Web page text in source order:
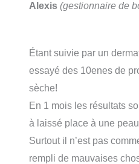
Alexis (gestionnaire de
Étant suivie par un
essayé des 10enes de
sèche!
En 1 mois les résultats
à laissé place à une
Surtout il n’est pas
rempli de mauvaises